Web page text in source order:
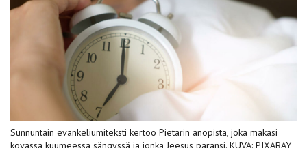
Sunnuntain evankeliumiteksti kertoo Pietarin anopista, joka makasi
kovassa kuumeessa sängyssä ja jonka Jeesus paransi. KUVA: PIXABAY